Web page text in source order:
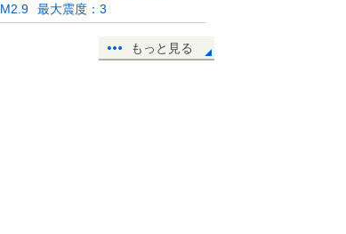
M2.9
最大震度：3
もっと見る